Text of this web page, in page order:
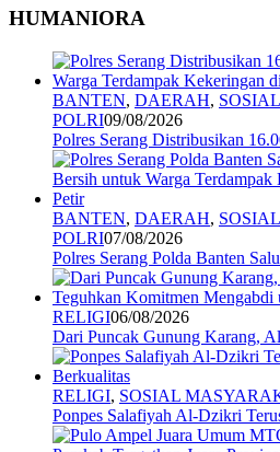
HUMANIORA
BANTEN, DAERAH,
POLRI09/08/2026
Polres Serang Distribusikan
BANTEN, DAERAH,
POLRI07/08/2026
Polres Serang Polda Banten
RELIGI06/08/2026
Dari Puncak Gunung Karang,
RELIGI, SOSIAL
Ponpes Salafiyah Al-Dzikri